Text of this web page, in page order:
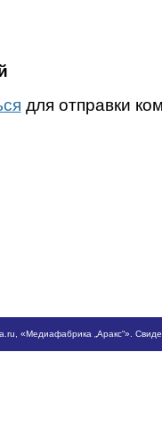
для отправки
, «Медиафабрика „Аракс“».